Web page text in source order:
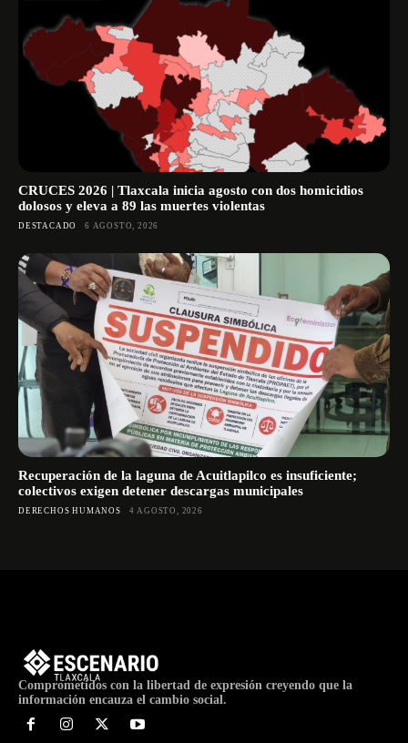
CRUCES 2026 | Tlaxcala inicia agosto con dos homicidios
dolosos y eleva a 89 las muertes violentas
DESTACADO 6 AGOSTO, 2026
Recuperación de la laguna de Acuitlapilco es insuficiente;
colectivos exigen detener descargas municipales
DERECHOS HUMANOS 4 AGOSTO, 2026
Comprometidos con la libertad de expresión creyendo que la
información encauza el cambio social.